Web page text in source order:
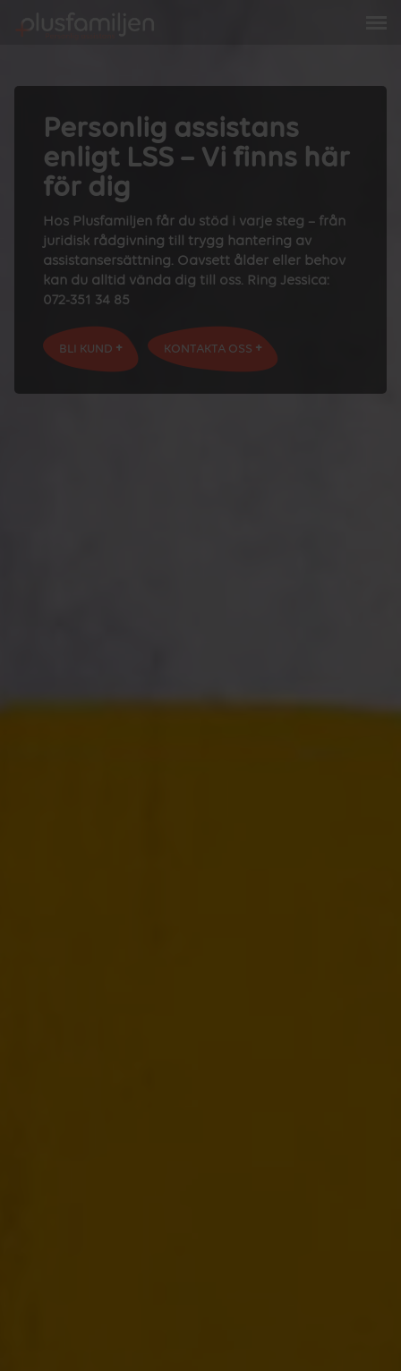
Personlig assistans
enligt LSS – Vi finns här
för dig
Hos Plusfamiljen får du stöd i varje steg – från
juridisk rådgivning till trygg hantering av
assistansersättning. Oavsett ålder eller behov
kan du alltid vända dig till oss. Ring Jessica:
072-351 34 85
BLI KUND KONTAKTA OSS